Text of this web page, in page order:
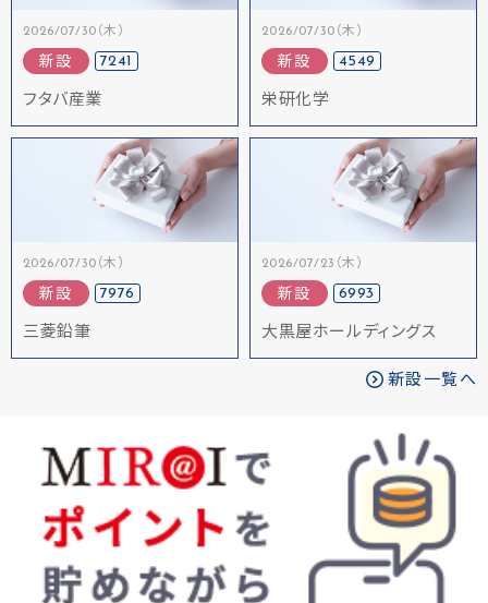
2026/07/30（木）
新設 7241
フタバ産業
2026/07/30（木）
新設 4549
栄研化学
2026/07/30（木）
新設 7976
三菱鉛筆
2026/07/23（木）
新設 6993
大黒屋ホールディングス
新設一覧へ